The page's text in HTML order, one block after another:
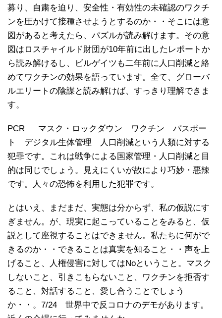
募り、自粛を迫り、安全性・有効性の未確認のワクチ
ンを圧かけて接種させようとするのか・・そこには意
図があると考えたら、パズルが読み解けます。その意
図はロスチャイルド財団が10年前に出したレポートか
ら読み解けるし、ビルゲイツも二年前に人口削減と絡
めてワクチンの効果を語っています。全て、グローバ
ルエリートの陰謀と読み解けば、すっきり理解できま
す。
PCR マスク・ロックダウン ワクチン パスポー
ト デジタル生体管理 人口削減という人類に対する
犯罪です。これは戦争による国家管理・人口削減と目
的は同じでしょう。見えにくいが故により巧妙・悪辣
です。人々の恐怖を利用した犯罪です。
とはいえ、まだまだ、実態は分からず、私の仮説にす
ぎません。が、現実に起こっていることをみると、仮
説として座視することはできません。私たちに何がで
きるのか・・できることは真実を知ること・・声を上
げること、人権侵害に対してはNoということ。マスク
しないこと、引きこもらないこと、ワクチンを拒否す
ること、対話すること、愛し合うことでしょう
か・・。7/24 世界中で反コロナのデモがあります。